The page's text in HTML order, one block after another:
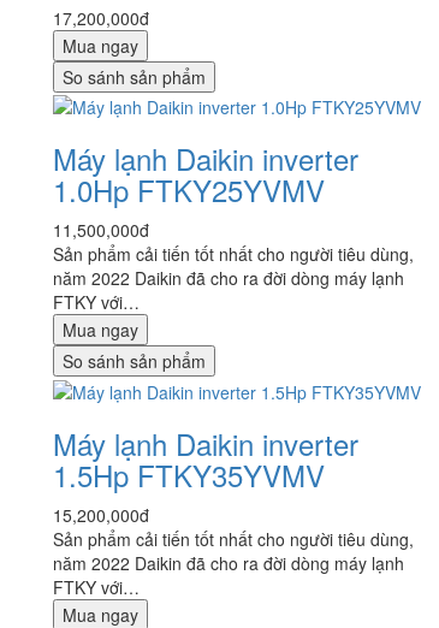
17,200,000đ
Mua ngay
So sánh sản phẩm
Máy lạnh Daikin inverter
1.0Hp FTKY25YVMV
11,500,000đ
Sản phẩm cải tiến tốt nhất cho người tiêu dùng,
năm 2022 Daikin đã cho ra đời dòng máy lạnh
FTKY với…
Mua ngay
So sánh sản phẩm
Máy lạnh Daikin inverter
1.5Hp FTKY35YVMV
15,200,000đ
Sản phẩm cải tiến tốt nhất cho người tiêu dùng,
năm 2022 Daikin đã cho ra đời dòng máy lạnh
FTKY với…
Mua ngay